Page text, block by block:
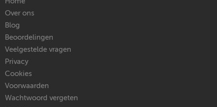
Over ons
Blog
Beoordelingen
Veelgestelde vragen
Privacy
Cookies
Voorwaarden
Wachtwoord vergeten